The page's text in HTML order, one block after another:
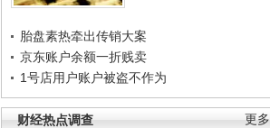
胎盘素热牵出传销大案
京东账户余额一折贱卖
1号店用户账户被盗不作为
更多
财经热点调查